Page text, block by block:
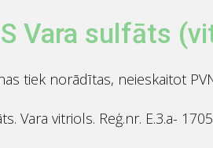
Vara sulfāts
tiek norādītas, neieskaitot
Vara vitriols. Reģ.nr. E.3.a-